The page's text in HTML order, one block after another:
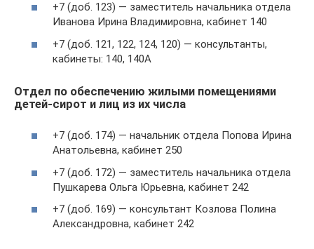
+7 (доб. 123) — заместитель начальника отдела
Иванова Ирина Владимировна, кабинет 140
+7 (доб. 121, 122, 124, 120) — консультанты,
кабинеты: 140, 140А
Отдел по обеспечению жилыми помещениями
детей-сирот и лиц из их числа
+7 (доб. 174) — начальник отдела Попова Ирина
Анатольевна, кабинет 250
+7 (доб. 172) — заместитель начальника отдела
Пушкарева Ольга Юрьевна, кабинет 242
+7 (доб. 169) — консультант Козлова Полина
Александровна, кабинет 242